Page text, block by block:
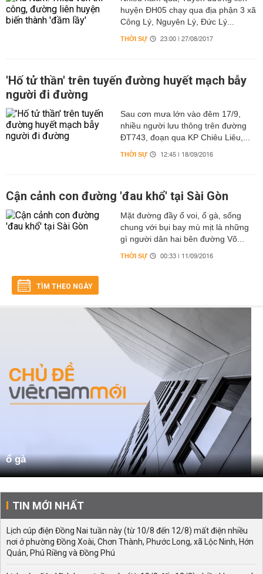
huyện ĐH05 chạy qua địa phận 3 xã
Công Lý, Nguyên Lý, Đức Lý...
THỜI SỰ 23:00 | 27/08/2017
'Hố tử thần' trên tuyến đường huyết mạch bẫy
người đi đường
Sau cơn mưa lớn vào đêm 17/9,
nhiều người lưu thông trên đường
ĐT743, đoạn qua KP Chiêu Liêu,...
THỜI SỰ 12:45 | 18/09/2016
Cận cảnh con đường 'đau khổ' tại Sài Gòn
Mặt đường đầy ổ voi, ổ gà, sống
chung với bụi bay mù mịt là những
gì người dân hai bên đường Võ...
THỜI SỰ 00:33 | 11/09/2016
TÌM THEO NGÀY
ổ gà
TIN MỚI NHẤT
Lịch cúp điện Đồng Nai tuần này (từ 10/8 đến 12/8) mất điện nhiều
nơi ở phường Đồng Xoài, Chơn Thành, Phước Long, xã Lộc Ninh, Hớn
Quản, Phú Riềng và Đồng Phú